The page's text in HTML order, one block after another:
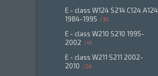
E - class W124 S214 C124 A124
1984-1995
35
E - class W210 S210 1995-
2002
41
E - class W211 S211 2002-
2010
24